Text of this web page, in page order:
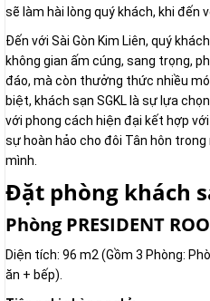
sẽ làm hài lòng quý khách, khi đến
Đến với Sài Gòn Kim Liên, quý
không gian ấm cúng, sang trọng,
đáo, mà còn thưởng thức nhiều
biệt, khách sạn SGKL là sự lựa
với phong cách hiện đại kết hợp
sự hoàn hảo cho đôi Tân hôn
mình.
Đặt phòng khách
Phòng PRESIDENT
Diện tích: 96 m2 (Gồm 3 Phòng:
ăn + bếp).